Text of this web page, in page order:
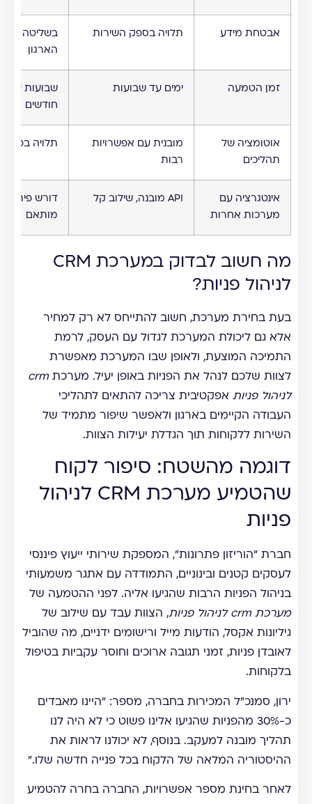
אבטחת מידע תלויה בספק השירות
בשליטה
הארגון
זמן הטמעה ימים עד שבועות
שבועות עד
חודשים
אוטומציה של
תהליכים
מובנית עם אפשרויות
רבות
תלויה
אינטגרציה עם
מערכות אחרות
API מובנה, שילוב קל
דורש פיתוח
מותאם
מה חשוב לבדוק במערכת CRM
לניהול פניות?
בעת בחירת מערכת, חשוב להתייחס לא רק למחיר
אלא גם ליכולת המערכת לגדול עם העסק, לרמת
התמיכה המוצעת, ולאופן שבו המערכת מאפשרת
לצוות שלכם לנהל את הפניות באופן יעיל. מערכתcrm
לניהול פניות אפקטיבית צריכה להתאים לתהליכי
העבודה הקיימים בארגון ולאפשר שיפור מתמיד של
השירות ללקוחות תוך הגדלת יעילות הצוות.
דוגמה מהשטח: סיפור לקוח
שהטמיע מערכת CRM לניהול
פניות
חברת "הוריזון פתרונות", המספקת שירותי ייעוץ פיננסי
לעסקים קטנים ובינוניים, התמודדה עם אתגר משמעותי
בניהול הפניות הרבות שהגיעו אליה. לפני ההטמעה של
מערכת crm לניהול פניות
, הצוות עבד עם שילוב של
גיליונות אקסל, הודעות מייל ורישומים ידניים, מה שהוביל
לאובדן פניות, זמני תגובה ארוכים וחוסר עקביות בטיפול
בלקוחות.
ירון, סמנכ"ל המכירות בחברה, מספר: "היינו מאבדים
כ-30% מהפניות שהגיעו אלינו פשוט כי לא היה לנו
תהליך מובנה למעקב. בנוסף, לא יכולנו לראות את
ההיסטוריה המלאה של הלקוח בכל פנייה חדשה שלו."
לאחר בחינת מספר אפשרויות, החברה בחרה להטמיע